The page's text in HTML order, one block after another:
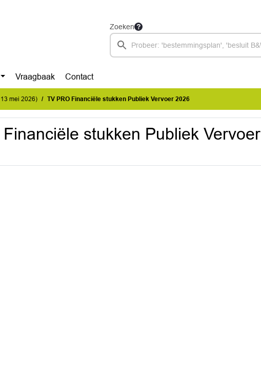
Zoeken
Vraagbaak Contact
mei 2026) TV PRO Financiële stukken Publiek Vervoer 2026
stukken Publiek Vervoer